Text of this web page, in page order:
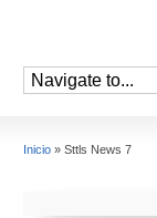
Inicio » Sttls News 7